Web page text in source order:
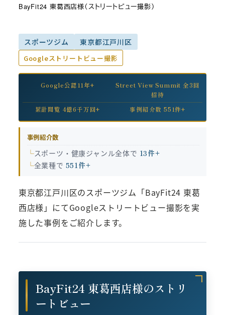
BayFit24 東葛西店様（ストリートビュー撮影）
スポーツジム 東京都江戸川区
Googleストリートビュー撮影
Google公認11年+
Street View Summit 全3回
招待
累計閲覧 4億6千万回+
事例紹介数 551件+
事例紹介数
スポーツ・健康ジャンル全体で 13件+
全業種で 551件+
東京都江戸川区のスポーツジム「BayFit24 東葛
西店様」にてGoogleストリートビュー撮影を実
施した事例をご紹介します。
BayFit24 東葛西店様のストリ
ートビュー